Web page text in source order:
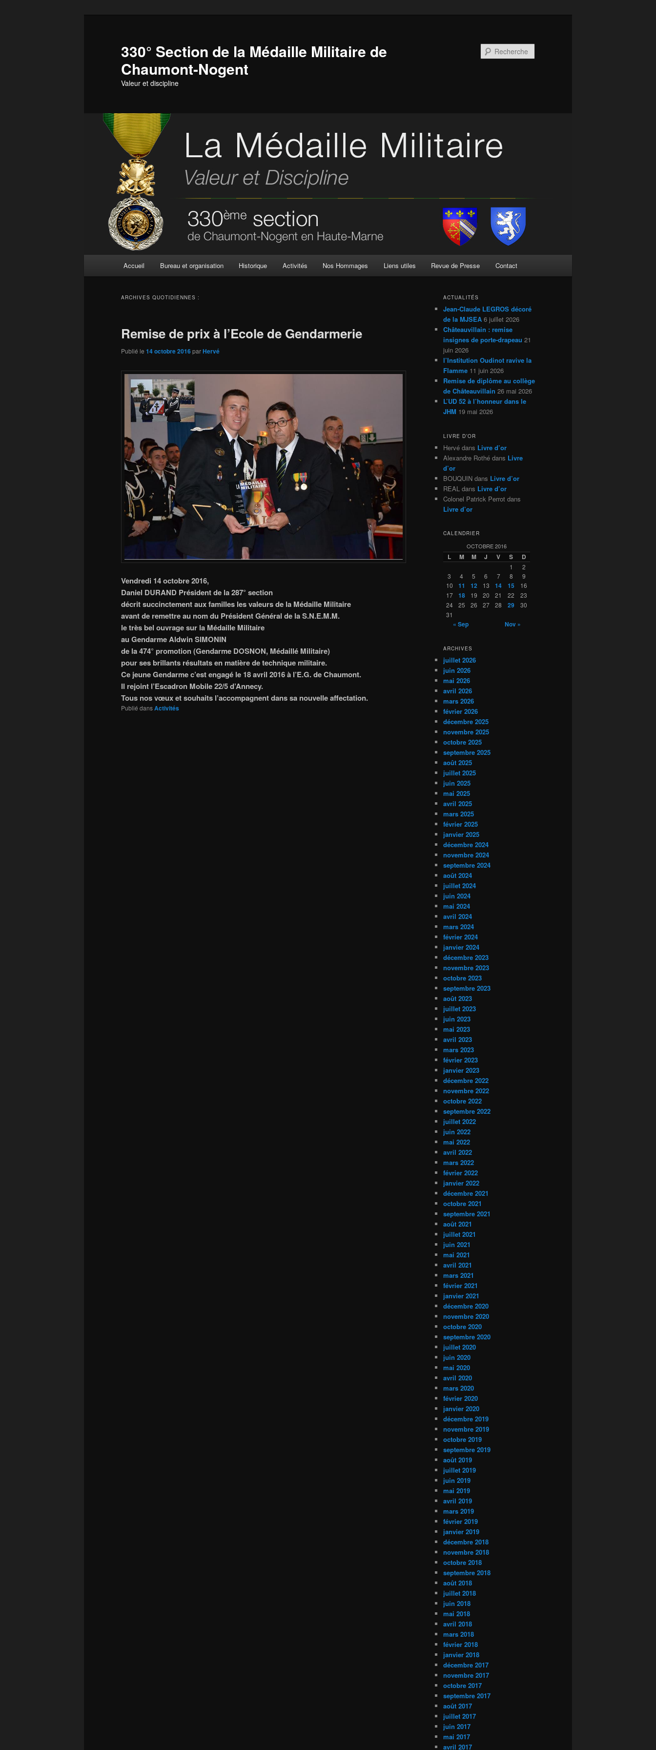
330° Section de la Médaille Militaire de
Chaumont-Nogent
Valeur et discipline
Accueil Bureau et organisation Historique Activités Nos Hommages Liens utiles Revue de Presse Contact
ARCHIVES QUOTIDIENNES :
Remise de prix à l’Ecole de Gendarmerie
Publié le 14 octobre 2016parHervé
Vendredi 14 octobre 2016,
Daniel DURAND Président de la 287° section
décrit succinctement aux familles les valeurs de la Médaille Militaire
avant de remettre au nom du Président Général de la S.N.E.M.M.
le très bel ouvrage sur la Médaille Militaire
au Gendarme Aldwin SIMONIN
de la 474° promotion (Gendarme DOSNON, Médaillé Militaire)
pour ses brillants résultats en matière de technique militaire.
Ce jeune Gendarmec’est engagé le 18 avril 2016 à l’E.G. de Chaumont.
Il rejoint l’Escadron Mobile 22/5 d’Annecy.
Tous nos vœux et souhaits l’accompagnent dans sa nouvelle affectation.
Publié dansActivités
ACTUALITÉS
Jean-Claude LEGROS décoré
de la MJSEA 6 juillet 2026
Châteauvillain : remise
insignes de porte-drapeau 21
juin 2026
l’Institution Oudinot ravive la
Flamme 11 juin 2026
Remise de diplôme au collège
de Châteauvillain 26 mai 2026
L’UD 52 à l’honneur dans le
JHM 19 mai 2026
LIVRE D’OR
Hervé dans Livre d’or
Alexandre Rothé dans Livre
d’or
BOUQUIN dans Livre d’or
REAL dans Livre d’or
Colonel Patrick Perrot dans
Livre d’or
CALENDRIER
OCTOBRE 2016
L M M J V S D
1
2
3
4 5 6 7 8
9
10
11 12 13 14 15
16
17
18 19 20 21 22
23
24
25 26 27 28 29
30
31
« Sep Nov »
ARCHIVES
juillet 2026
juin 2026
mai 2026
avril 2026
mars 2026
février 2026
décembre 2025
novembre 2025
octobre 2025
septembre 2025
août 2025
juillet 2025
juin 2025
mai 2025
avril 2025
mars 2025
février 2025
janvier 2025
décembre 2024
novembre 2024
septembre 2024
août 2024
juillet 2024
juin 2024
mai 2024
avril 2024
mars 2024
février 2024
janvier 2024
décembre 2023
novembre 2023
octobre 2023
septembre 2023
août 2023
juillet 2023
juin 2023
mai 2023
avril 2023
mars 2023
février 2023
janvier 2023
décembre 2022
novembre 2022
octobre 2022
septembre 2022
juillet 2022
juin 2022
mai 2022
avril 2022
mars 2022
février 2022
janvier 2022
décembre 2021
octobre 2021
septembre 2021
août 2021
juillet 2021
juin 2021
mai 2021
avril 2021
mars 2021
février 2021
janvier 2021
décembre 2020
novembre 2020
octobre 2020
septembre 2020
juillet 2020
juin 2020
mai 2020
avril 2020
mars 2020
février 2020
janvier 2020
décembre 2019
novembre 2019
octobre 2019
septembre 2019
août 2019
juillet 2019
juin 2019
mai 2019
avril 2019
mars 2019
février 2019
janvier 2019
décembre 2018
novembre 2018
octobre 2018
septembre 2018
août 2018
juillet 2018
juin 2018
mai 2018
avril 2018
mars 2018
février 2018
janvier 2018
décembre 2017
novembre 2017
octobre 2017
septembre 2017
août 2017
juillet 2017
juin 2017
mai 2017
avril 2017